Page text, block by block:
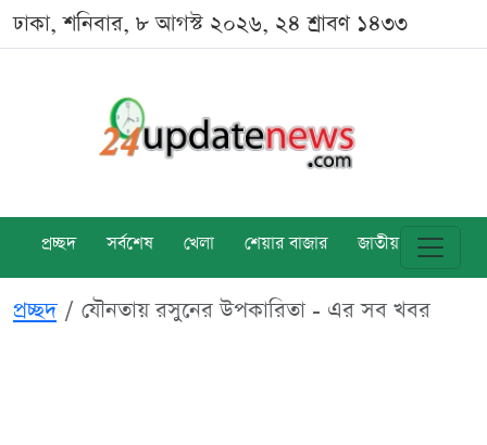
ঢাকা, শনিবার, ৮ আগস্ট ২০২৬, ২৪ শ্রাবণ ১৪৩৩
প্রচ্ছদ সর্বশেষ খেলা শেয়ার বাজার জাতীয় বিশ্ব
প্রচ্ছদ যৌনতায় রসুনের উপকারিতা - এর সব খবর